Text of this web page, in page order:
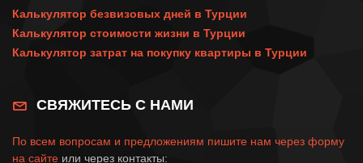
Калькулятор безвизовых дней в Турции
Калькулятор стоимости жизни в Турции
Калькулятор затрат на покупку квартиры в Турции
СВЯЖИТЕСЬ С НАМИ
По всем вопросам и предложениям пишите нам через форму
на сайте или через контакты: